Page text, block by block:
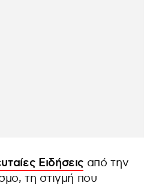
Ειδήσεις από την
τη στιγμή που